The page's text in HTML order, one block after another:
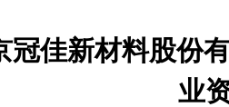
冠佳新材料股份
业